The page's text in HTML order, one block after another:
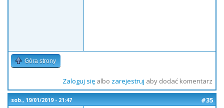
Góra strony
Zaloguj sięalbo zarejestruj aby dodać komentarz
sob., 19/01/2019 - 21:47
#35